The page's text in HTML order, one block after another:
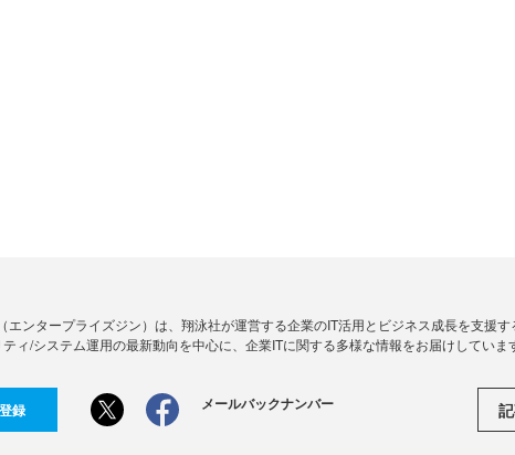
エンタープライズジン）は、翔泳社が運営する企業のIT活用とビジネス成長を支援
ィ/システム運用の最新動向を中心に、企業ITに関する多様な情報をお届けしていま
録 メールバックナンバー